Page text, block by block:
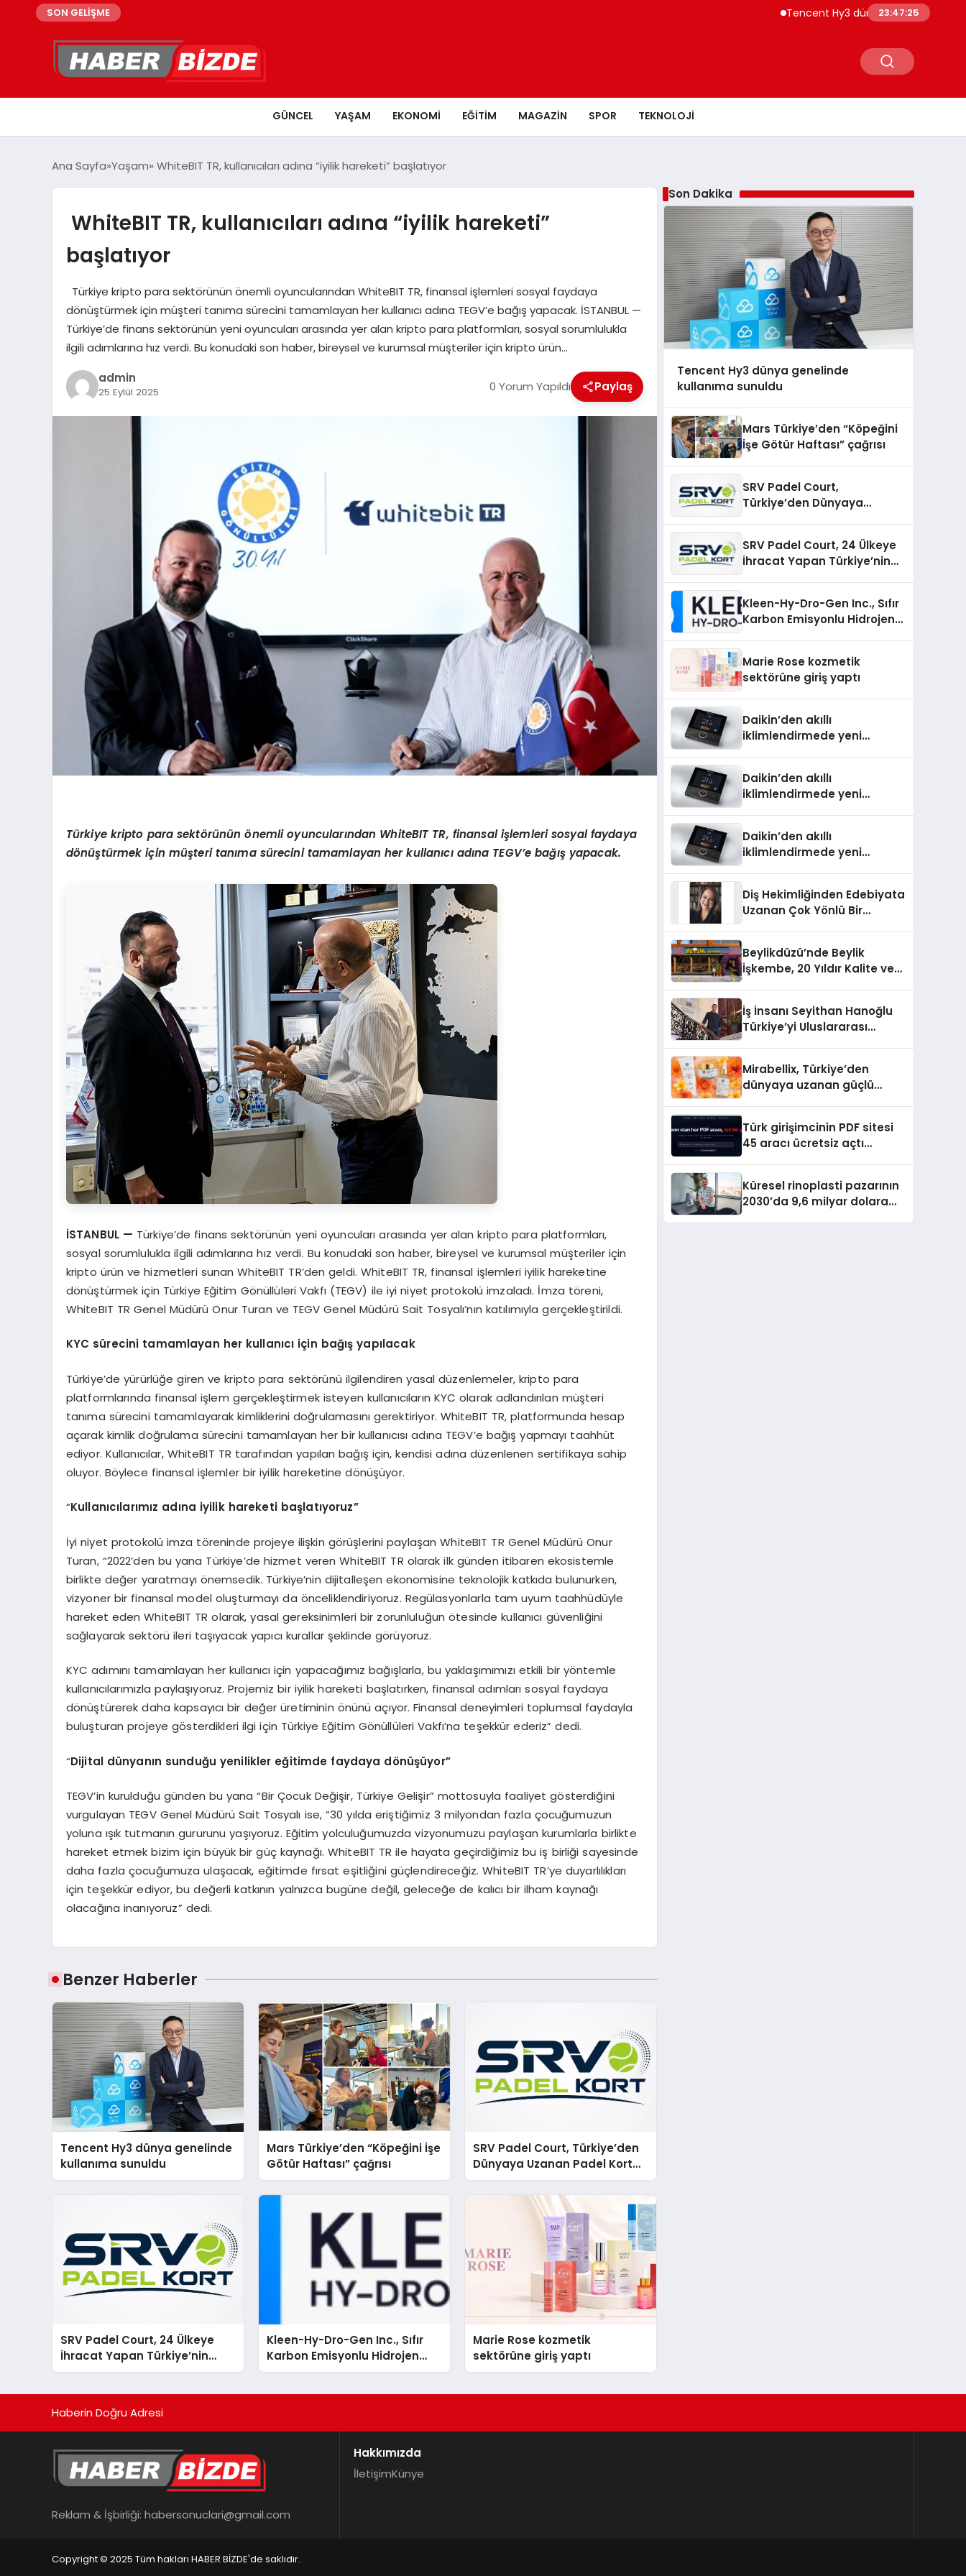
SON GELİŞME Tencent Hy3 dünya genelinde kullanıma
23:47:26
GÜNCEL YAŞAM EKONOMI EĞITIM MAGAZIN SPOR TEKNOLOJI
Ana Sayfa Yaşam WhiteBIT TR, kullanıcıları adına “iyilik hareketi” başlatıyor
WhiteBIT TR, kullanıcıları adına “iyilik hareketi”
başlatıyor
Türkiye kripto para sektörünün önemli oyuncularından WhiteBIT TR, finansal işlemleri sosyal faydaya
dönüştürmek için müşteri tanıma sürecini tamamlayan her kullanıcı adına TEGV’e bağış yapacak. İSTANBUL —
Türkiye’de finans sektörünün yeni oyuncuları arasında yer alan kripto para platformları, sosyal sorumlulukla
ilgili adımlarına hız verdi. Bu konudaki son haber, bireysel ve kurumsal müşteriler için kripto ürün…
admin
25 Eylül 2025 0 Yorum Yapıldı Paylaş
Türkiye kripto para sektörününönemli oyuncularından WhiteBIT TR, finansal işlemleri sosyal faydaya
dönüştürmek için müşteri tanıma sürecini tamamlayan her kullanıcı adına TEGV’ebağış yapacak.
İSTANBUL — Türkiye’de finans sektörünün yeni oyuncuları arasında yer alan kripto para platformları,
sosyal sorumlulukla ilgili adımlarına hız verdi. Bu konudaki son haber, bireysel ve kurumsal müşteriler için
kripto ürün ve hizmetleri sunan WhiteBIT TR’den geldi. WhiteBIT TR, finansal işlemleri iyilik hareketine
dönüştürmek için Türkiye Eğitim Gönüllüleri Vakfı (TEGV) ile iyi niyet protokolü imzaladı. İmza töreni,
WhiteBIT TR Genel Müdürü Onur Turan ve TEGV Genel Müdürü Sait Tosyalı’nın katılımıyla gerçekleştirildi.
KYC sürecini tamamlayan her kullanıcı için bağış yapılacak
Türkiye’de yürürlüğe giren ve kripto para sektörünü ilgilendiren yasal düzenlemeler, kripto para
platformlarında finansal işlem gerçekleştirmek isteyen kullanıcıların KYC olarak adlandırılan müşteri
tanıma sürecini tamamlayarak kimliklerini doğrulamasını gerektiriyor. WhiteBIT TR, platformunda hesap
açarak kimlik doğrulama sürecini tamamlayan her bir kullanıcısı adına TEGV’e bağış yapmayı taahhüt
ediyor. Kullanıcılar, WhiteBIT TR tarafından yapılan bağış için, kendisi adına düzenlenen sertifikaya sahip
oluyor. Böylece finansal işlemler bir iyilik hareketine dönüşüyor.
“Kullanıcılarımız adına iyilik hareketi başlatıyoruz”
İyi niyet protokolü imza töreninde projeye ilişkin görüşlerini paylaşan WhiteBIT TR Genel Müdürü Onur
Turan, “2022’den bu yana Türkiye’de hizmet veren WhiteBIT TR olarak ilk günden itibaren ekosistemle
birlikte değer yaratmayı önemsedik. Türkiye’nin dijitalleşen ekonomisine teknolojik katkıda bulunurken,
vizyoner bir finansal model oluşturmayı da önceliklendiriyoruz. Regülasyonlarla tam uyum taahhüdüyle
hareket eden WhiteBIT TR olarak, yasal gereksinimleri bir zorunluluğun ötesinde kullanıcı güvenliğini
sağlayarak sektörü ileri taşıyacak yapıcı kurallar şeklinde görüyoruz.
KYC adımını tamamlayan her kullanıcı için yapacağımız bağışlarla, bu yaklaşımımızı etkili bir yöntemle
kullanıcılarımızla paylaşıyoruz. Projemiz bir iyilik hareketi başlatırken, finansal adımları sosyal faydaya
dönüştürerek daha kapsayıcı bir değer üretiminin önünü açıyor. Finansal deneyimleri toplumsal faydayla
buluşturan projeye gösterdikleri ilgi için Türkiye Eğitim Gönüllüleri Vakfı’na teşekkür ederiz” dedi.
“Dijital dünyanın sunduğu yenilikler eğitimde faydaya dönüşüyor”
TEGV’in kurulduğu günden bu yana “Bir Çocuk Değişir, Türkiye Gelişir” mottosuyla faaliyet gösterdiğini
vurgulayan TEGV Genel Müdürü Sait Tosyalı ise, “30 yılda eriştiğimiz 3 milyondan fazla çocuğumuzun
yoluna ışık tutmanın gururunu yaşıyoruz. Eğitim yolculuğumuzda vizyonumuzu paylaşan kurumlarla birlikte
hareket etmek bizim için büyük bir güç kaynağı. WhiteBIT TR ile hayata geçirdiğimiz bu iş birliği sayesinde
daha fazla çocuğumuza ulaşacak, eğitimde fırsat eşitliğini güçlendireceğiz. WhiteBIT TR’ye duyarlılıkları
için teşekkür ediyor, bu değerli katkının yalnızca bugüne değil, geleceğe de kalıcı bir ilham kaynağı
olacağına inanıyoruz” dedi.
Benzer Haberler
Tencent Hy3 dünya genelinde
kullanıma sunuldu
Mars Türkiye’den “Köpeğini İşe
Götür Haftası” çağrısı
SRV Padel Court, Türkiye’den
Dünyaya Uzanan Padel Kort
Üretiminde Güvenin Adresi
SRV Padel Court, 24 Ülkeye
İhracat Yapan Türkiye’nin
Padel Kortu Üretim Gücü
Kleen-Hy-Dro-Gen Inc., Sıfır
Karbon Emisyonlu Hidrojen
Isıtma Teknolojisinde ISO ve
Marie Rose kozmetik
sektörüne giriş yaptı
Son Dakika
Tencent Hy3 dünya genelinde
kullanıma sunuldu
Mars Türkiye’den “Köpeğini
İşe Götür Haftası” çağrısı
SRV Padel Court,
Türkiye’den Dünyaya
SRV Padel Court, 24 Ülkeye
İhracat Yapan Türkiye’nin
Kleen-Hy-Dro-Gen Inc., Sıfır
Karbon Emisyonlu Hidrojen
Aldı
Marie Rose kozmetik
sektörüne giriş yaptı
Daikin’den akıllı
iklimlendirmede yeni
Daikin’den akıllı
iklimlendirmede yeni
Daikin’den akıllı
iklimlendirmede yeni
Diş Hekimliğinden Edebiyata
Uzanan Çok Yönlü Bir
Beylikdüzü’nde Beylik
İşkembe, 20 Yıldır Kalite ve
İş İnsanı Seyithan Hanoğlu
Türkiye’yi Uluslararası
Mirabellix, Türkiye’den
dünyaya uzanan güçlü
Türk girişimcinin PDF sitesi
45 aracı ücretsiz açtı
Küresel rinoplasti pazarının
2030’da 9,6 milyar dolara
Haberin Doğru Adresi
Reklam & İşbirliği: habersonuclari@gmail.com
Hakkımızda
İletişimKünye
Copyright © 2025 Tüm hakları HABER BİZDE'de saklıdır.